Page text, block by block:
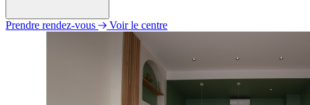
Prendre rendez-vous Voir le centre